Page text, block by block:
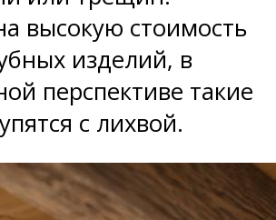
высокую стоимость
изделий, в
перспективе такие
с лихвой.